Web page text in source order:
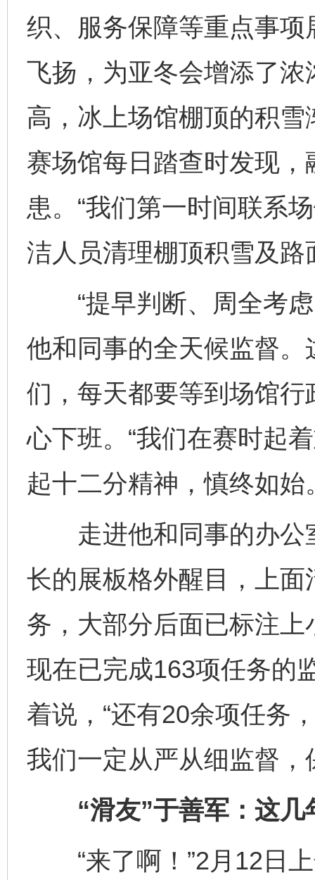
织、服务保障等重点事
飞扬，为亚冬会增添了
高，冰上场馆棚顶的积
赛场馆每日踏查时发现
患。“我们第一时间联系
洁人员清理棚顶积雪及路
“提早判断、周全考虑
他和同事的全天候监督
们，每天都要等到场馆
心下班。“我们在赛时起
起十二分精神，慎终如始
走进他和同事的办公
长的展板格外醒目，上
务，大部分后面已标注上
现在已完成163项任务的
着说，“还有20余项任务
我们一定从严从细监督，
“滑友”于善军：这几
“来了啊！”2月12日上